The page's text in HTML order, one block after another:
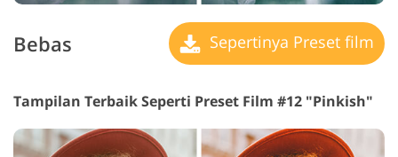
Bebas Sepertinya Preset film
Tampilan Terbaik Seperti Preset Film #12 "Pinkish"